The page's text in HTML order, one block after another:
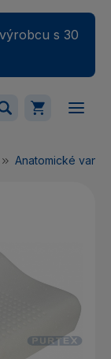
s 30
prázdny.
Anatomické